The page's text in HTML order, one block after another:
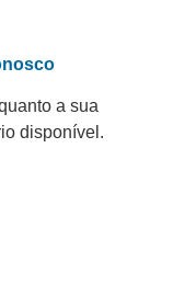
a sua
disponível.